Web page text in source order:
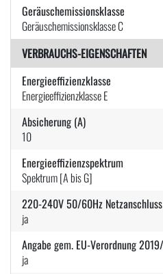
Geräuschemissionsklasse
Geräuschemissionsklasse C
VERBRAUCHS-EIGENSCHAFTEN
Energieeffizienzklasse
Energieeffizienzklasse E
Absicherung (A)
10
Energieeffizienzspektrum
Spektrum [A bis G]
220-240V 50/60Hz Netzanschluss
ja
Angabe gem. EU-Verordnung
ja